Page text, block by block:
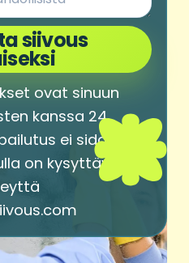
siivous
ovat sinuun
kanssa 24
ei sido sinua
on kysyttävää